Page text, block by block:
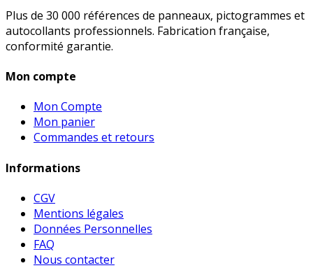
Plus de 30 000 références de panneaux, pictogrammes et
autocollants professionnels. Fabrication française,
conformité garantie.
Mon compte
Mon Compte
Mon panier
Commandes et retours
Informations
CGV
Mentions légales
Données Personnelles
FAQ
Nous contacter